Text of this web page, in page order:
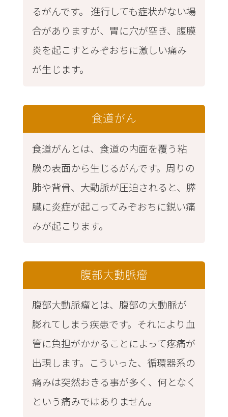
るがんです。 進行しても症状がない場
合がありますが、胃に穴が空き、腹膜
炎を起こすとみぞおちに激しい痛み
が生じます。
食道がん
食道がんとは、食道の内面を覆う粘
膜の表面から生じるがんです。周りの
肺や背骨、大動脈が圧迫されると、膵
臓に炎症が起こってみぞおちに鋭い痛
みが起こります。
腹部大動脈瘤
腹部大動脈瘤とは、腹部の大動脈が
膨れてしまう疾患です。それにより血
管に負担がかかることによって疼痛が
出現します。こういった、循環器系の
痛みは突然おきる事が多く、何となく
という痛みではありません。